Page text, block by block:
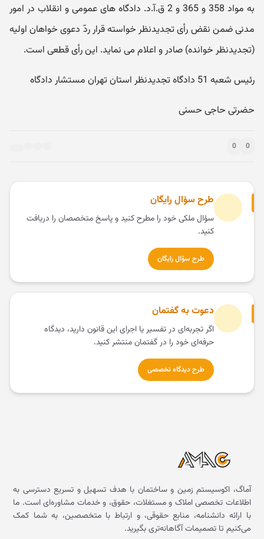
به مواد 358 و 365 و 2 ق.آ.د. دادگاه های عمومی و انقلاب در امور
مدنی ضمن نقض رأی تجدیدنظر خواسته قرار ردّ دعوی خواهان اولیه
(تجدیدنظر خوانده) صادر و اعلام می نماید. این رأی قطعی است.
رئیس شعبه 51 دادگاه تجدیدنظر استان تهران مستشار دادگاه
حضرتی حاجی حسنی
0
0
طرح سؤال رایگان
سؤال ملکی خود را مطرح کنید و پاسخ متخصصان را دریافت
کنید.
طرح سؤال رایگان
دعوت به گفتمان
اگر تجربه‌ای در تفسیر یا اجرای این قانون دارید، دیدگاه
حرفه‌ای خود را در گفتمان منتشر کنید.
طرح دیدگاه تخصصی
آماگ، اکوسیستم زمین و ساختمان با هدف تسهیل و تسریع دسترسی به
اطلاعات تخصصی املاک و مستغلات، حقوق، و خدمات مشاوره‌ای است. ما
با ارائه دانشنامه، منابع حقوقی، و ارتباط با متخصصین، به شما کمک
می‌کنیم تا تصمیمات آگاهانه‌تری بگیرید.